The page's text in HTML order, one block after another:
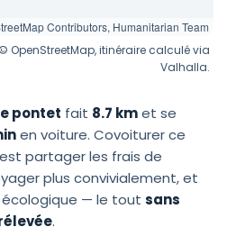
Contributors, Humanitarian Team
itinéraire calculé via
Valhalla.
pontet fait 8.7 kmet se
en voiture. Covoiturer ce
partager les frais de
plus convivialement, et
— le tout sans
.